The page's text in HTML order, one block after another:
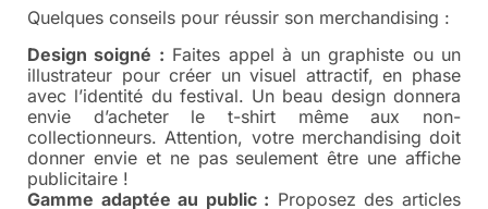
Quelques conseils pour réussir son merchandising :
Design soigné : Faites appel à un graphiste ou un
illustrateur pour créer un visuel attractif, en phase
avec l’identité du festival. Un beau design donnera
envie d’acheter le t-shirt même aux non-
collectionneurs. Attention, votre merchandising doit
donner envie et ne pas seulement être une affiche
publicitaire !
Gamme adaptée au public : Proposez des articles